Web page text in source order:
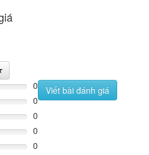
0
0
0
0
0
Viết bài đánh giá